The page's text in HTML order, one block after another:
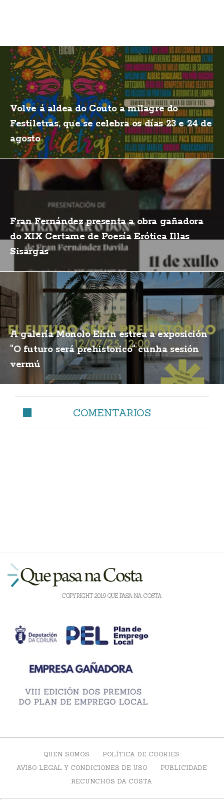
Volve á aldea do Couto a milagre do
Festiletras, que se celebra os días 23 e 24 de
agosto
Fran Fernández presenta a obra gañadora
do XIX Certame de Poesía Erótica Illas
Sisargas
A galería Monolo Eirín estrea a exposición
"O futuro será prehistorico" cunha sesión
vermú
COMENTARIOS
COPYRIGHT 2019 QUE PASA NA COSTA
QUEN SOMOS
POLÍTICA DE COOKIES
AVISO LEGAL Y CONDICIONES DE USO
PUBLICIDADE
RECUNCHOS DA COSTA